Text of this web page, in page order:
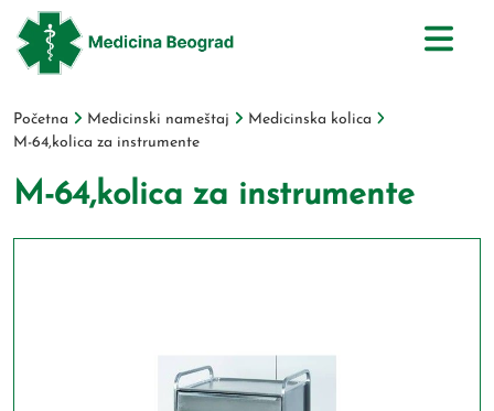
Početna Medicinski nameštaj
Medicinska kolica
M-64,kolica za instrumente
M-64,kolica za instrumente